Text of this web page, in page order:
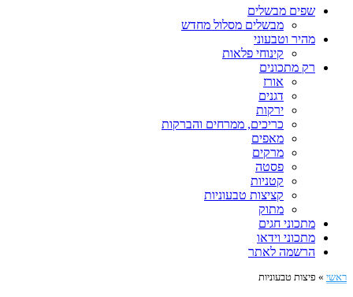
שפים מבשלים
מבשלים מסלול מחדש
מהיר וטבעוני
קינוחי פלאות
רק מתכונים
אורז
דגנים
ירקות
כריכים, ממרחים והברקות
מאפים
מרקים
פסטה
קטניות
קציצות טבעוניות
מתוק
מתכוני חגים
מתכוני וידאו
הרשמה לאתר
ראשי » פיצות טבעוניות